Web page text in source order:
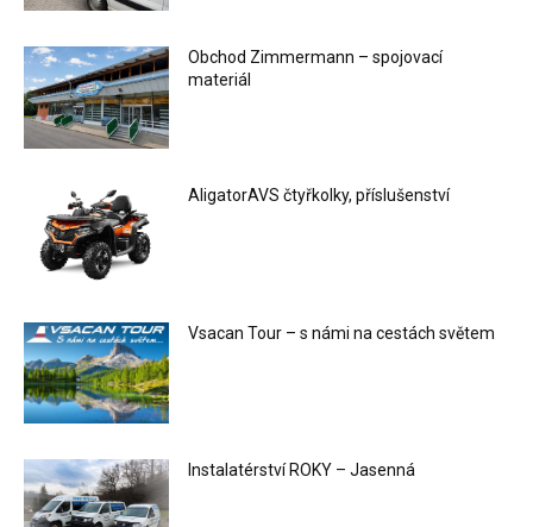
Obchod Zimmermann – spojovací
materiál
AligatorAVS čtyřkolky, příslušenství
Vsacan Tour – s námi na cestách světem
Instalatérství ROKY – Jasenná